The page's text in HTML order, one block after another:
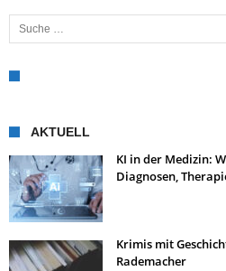
Suche nach:
AKTUELL
KI in der Medizin:
Diagnosen,
Krimis mit
Rademacher